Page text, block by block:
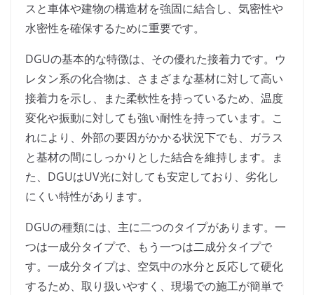
スと車体や建物の構造材を強固に結合し、気密性や
水密性を確保するために重要です。
DGUの基本的な特徴は、その優れた接着力です。ウ
レタン系の化合物は、さまざまな基材に対して高い
接着力を示し、また柔軟性を持っているため、温度
変化や振動に対しても強い耐性を持っています。こ
れにより、外部の要因がかかる状況下でも、ガラス
と基材の間にしっかりとした結合を維持します。ま
た、DGUはUV光に対しても安定しており、劣化し
にくい特性があります。
DGUの種類には、主に二つのタイプがあります。一
つは一成分タイプで、もう一つは二成分タイプで
す。一成分タイプは、空気中の水分と反応して硬化
するため、取り扱いやすく、現場での施工が簡単で